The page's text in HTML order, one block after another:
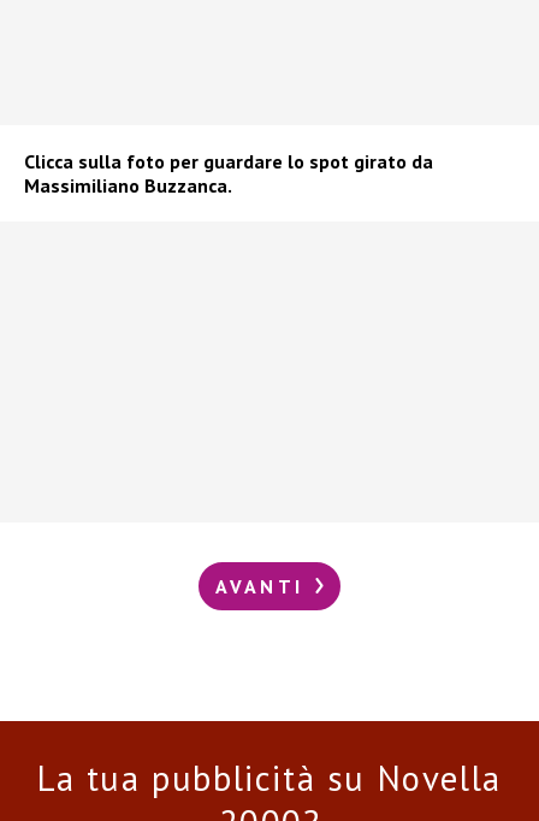
Clicca sulla foto per guardare lo spot girato da
Massimiliano Buzzanca.
AVANTI
La tua pubblicità su Novella